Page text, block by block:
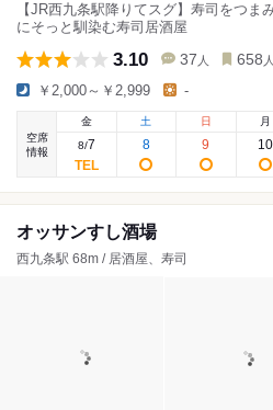
【JR西九条駅降りてスグ】寿司をつま
にそっと馴染む寿司居酒屋
3.10 37 人 658 人
￥2,000～￥2,999 -
空席
情報
金
8/7
土
8
日
9
月
10
オッサンすし酒場
西九条駅 68m / 居酒屋、寿司